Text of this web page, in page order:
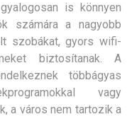
is könnyen
számára a nagyobb
szobákat, gyors wifi-
biztosítanak. A
többágyas
vagy
a város nem tartozik a